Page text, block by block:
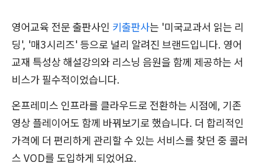
영어교육 전문 출판사인 키출판사는 '미국교과서 읽는 리
딩', '매3시리즈' 등으로 널리 알려진 브랜드입니다. 영어
교재 특성상 해설강의와 리스닝 음원을 함께 제공하는 서
비스가 필수적이었습니다.
온프레미스 인프라를 클라우드로 전환하는 시점에, 기존
영상 플레이어도 함께 바꿔보기로 했습니다. 더 합리적인
가격에 더 편리하게 관리할 수 있는 서비스를 찾던 중 콜러
스 VOD를 도입하게 되었어요.